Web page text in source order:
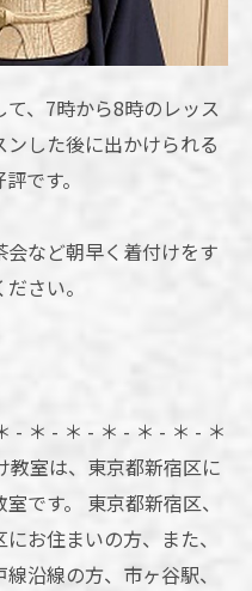
、7時から8時のレッス
した後に出かけられる
です。
など朝早く着付けをす
さい。
- ＊ - ＊ - ＊ - ＊ - ＊ - ＊
室は、東京都新宿区に
です。 東京都新宿区、
お住まいの方、また、
沿線の方、市ヶ谷駅、